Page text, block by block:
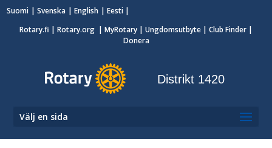
Suomi Svenska English
Eesti
Rotary.fi | Rotary.org | MyRotary | Ungdomsutbyte | Club Finder |
Donera
Distrikt 1420
Välj en sida